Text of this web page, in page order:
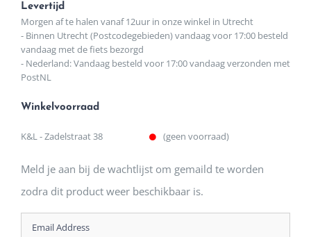
Levertijd
Morgen af te halen vanaf 12uur in onze winkel in Utrecht
- Binnen Utrecht (Postcodegebieden) vandaag voor 17:00 besteld
vandaag met de fiets bezorgd
- Nederland: Vandaag besteld voor 17:00 vandaag verzonden met
PostNL
Winkelvoorraad
K&L - Zadelstraat 38 (geen voorraad)
Meld je aan bij de wachtlijst om gemaild te worden
zodra dit product weer beschikbaar is.
Enter